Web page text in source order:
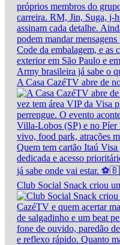
A Casa CazéTV abre de
Club Social Snack criou